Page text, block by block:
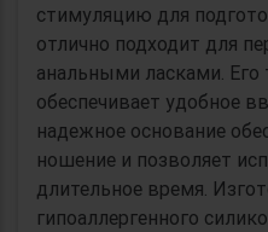
стимуляцию для
отлично подходит для
анальными ласками. Его
обеспечивает удобное
надежное основание
ношение и позволяет
длительное время.
гипоаллергенного